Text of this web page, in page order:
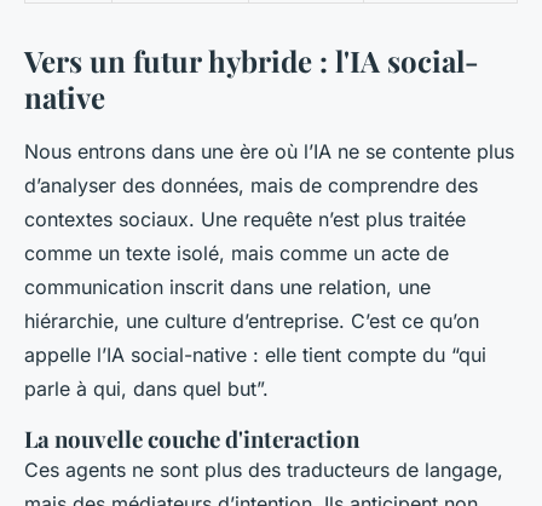
Vers un futur hybride : l'IA social-
native
Nous entrons dans une ère où l’IA ne se contente plus
d’analyser des données, mais de comprendre des
contextes sociaux. Une requête n’est plus traitée
comme un texte isolé, mais comme un acte de
communication inscrit dans une relation, une
hiérarchie, une culture d’entreprise. C’est ce qu’on
appelle l’IA social-native : elle tient compte du “qui
parle à qui, dans quel but”.
La nouvelle couche d'interaction
Ces agents ne sont plus des traducteurs de langage,